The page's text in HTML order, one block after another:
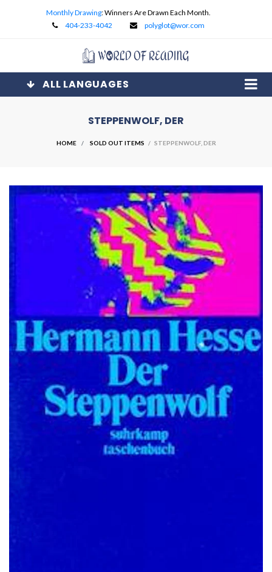
Monthly Drawing: Winners Are Drawn Each Month.
404-233-4042
polyglot@wor.com
ALL LANGUAGES
STEPPENWOLF, DER
HOME SOLD OUT ITEMS / STEPPENWOLF, DER